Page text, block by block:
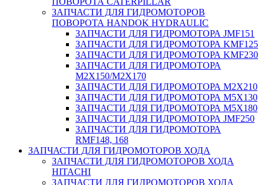
ЗАПЧАСТИ ДЛЯ ГИДРОМОТОРОВ
ПОВОРОТА HANDOK HYDRAULIC
ЗАПЧАСТИ ДЛЯ ГИДРОМОТОРА JMF151
ЗАПЧАСТИ ДЛЯ ГИДРОМОТОРА KMF125
ЗАПЧАСТИ ДЛЯ ГИДРОМОТОРА KMF230
ЗАПЧАСТИ ДЛЯ ГИДРОМОТОРА
M2X150/M2X170
ЗАПЧАСТИ ДЛЯ ГИДРОМОТОРА M2X210
ЗАПЧАСТИ ДЛЯ ГИДРОМОТОРА M5X130
ЗАПЧАСТИ ДЛЯ ГИДРОМОТОРА M5X180
ЗАПЧАСТИ ДЛЯ ГИДРОМОТОРА JMF250
ЗАПЧАСТИ ДЛЯ ГИДРОМОТОРА
RMF148, 168
ЗАПЧАСТИ ДЛЯ ГИДРОМОТОРОВ ХОДА
ЗАПЧАСТИ ДЛЯ ГИДРОМОТОРОВ ХОДА
HITACHI
ЗАПЧАСТИ ДЛЯ ГИДРОМОТОРОВ ХОДА